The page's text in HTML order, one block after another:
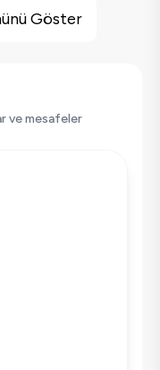
Göster
ve mesafeler